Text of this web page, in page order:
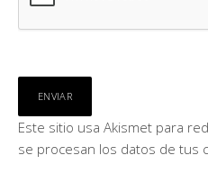
Este sitio usa Akismet para
se procesan los datos de tus